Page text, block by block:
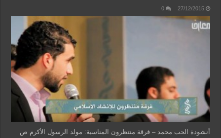
27/12/2015
0
أنشودة الحب محمد – فرقة منتظرون المناسبة: مولد الرسول الأكرم ص